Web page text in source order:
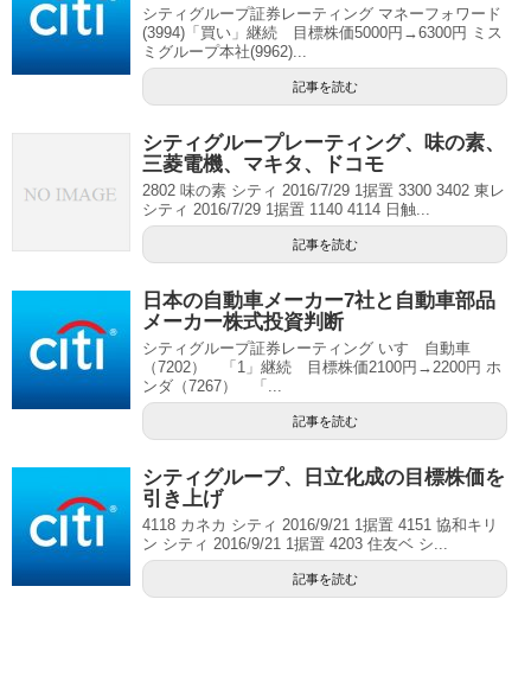
シティグループ証券レーティング マネーフォワード
(3994)「買い」継続 目標株価5000円→6300円 ミス
ミグループ本社(9962)...
記事を読む
シティグループレーティング、味の素、
三菱電機、マキタ、ドコモ
2802 味の素 シティ 2016/7/29 1据置 3300 3402 東レ
シティ 2016/7/29 1据置 1140 4114 日触...
記事を読む
日本の自動車メーカー7社と自動車部品
メーカー株式投資判断
シティグループ証券レーティング いすゞ自動車
（7202） 「1」継続 目標株価2100円→2200円 ホ
ンダ（7267） 「...
記事を読む
シティグループ、日立化成の目標株価を
引き上げ
4118 カネカ シティ 2016/9/21 1据置 4151 協和キリ
ン シティ 2016/9/21 1据置 4203 住友ベ シ...
記事を読む